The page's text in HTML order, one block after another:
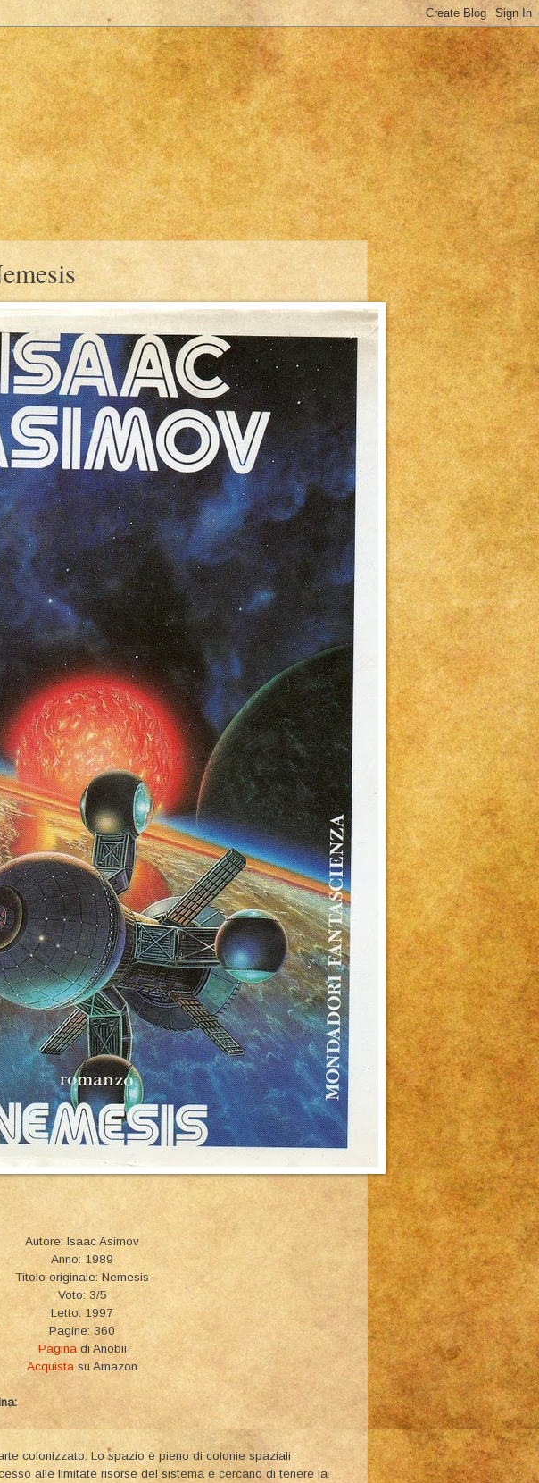
Autore: Isaac Asimov
Anno: 1989
Titolo originale: Nemesis
Voto: 3/5
Letto: 1997
Pagine: 360
Pagina di Anobii
Acquista su Amazon
colonizzato. Lo spazio è pieno di colonie spaziali
alle limitate risorse del sistema e cercano di tenere la